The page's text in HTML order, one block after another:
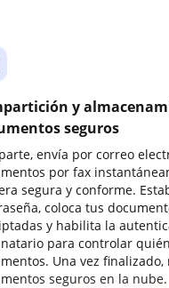
y
seguros
envía por correo
por fax
segura y conforme.
coloca tus
y habilita la
para controlar
Una vez
seguros en la nube.